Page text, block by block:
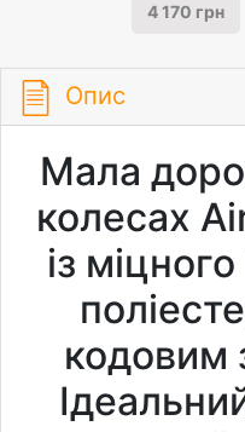
4 170 грн
Опис
Мала
колесах
із
кодовим